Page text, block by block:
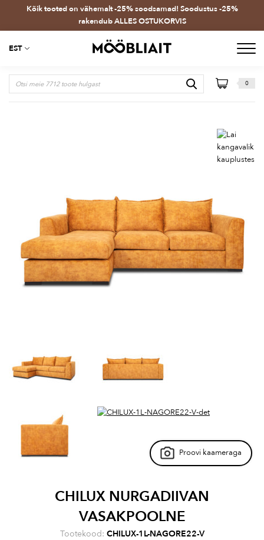
Kõik tooted on vähemalt -25% soodsamad! Soodustus -25%
rakendub ALLES OSTUKORVIS
EST
0
Proovi kaameraga
CHILUX NURGADIIVAN
VASAKPOOLNE
Tootekood: CHILUX-1L-NAGORE22-V